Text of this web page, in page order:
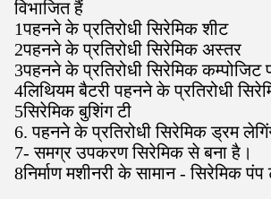
विभाजित हैं
1पहनने के प्रतिरोधी सिरेमिक शीट
2पहनने के प्रतिरोधी सिरेमिक अस्तर
3पहनने के प्रतिरोधी सिरेमिक कम्पोजिट
4लिथियम बैटरी पहनने के प्रतिरोधी
5सिरेमिक बुशिंग टी
6. पहनने के प्रतिरोधी सिरेमिक ड्रम
7- समग्र उपकरण सिरेमिक से बना है।
8निर्माण मशीनरी के सामान - सिरेमिक